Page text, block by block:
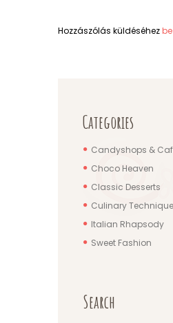
Hozzászólás küldéséhez
Categories
Candyshops &
Choco Heaven
Classic Desserts
Culinary
Italian Rhapsody
Sweet Fashion
Search